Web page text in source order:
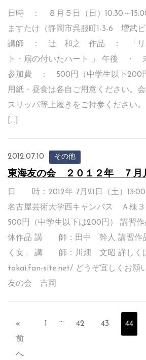
日時 ： ８月５日（日）10:30～
ますたけ（静岡市呉服町1-3-6 増
講師 ： 辻 和之 作品 ： 「リボ
ト・扇の付いたハート 」 午後 ・
参加費 ： 500円（中学生以下
用紙・昼食は各自ご用意ください。会
スリッパ等上履きをご持参ください
[…]
2012.07.10 その他
東海友の会 ２０１２年 ７月
日 時：2012年 7月21日（土）
名古屋芸術大学西キャンパス Ａ棟３
500円（中学生以下は200円） 講習
体作品 講 師：田中 幹人 講習作
く女」 講 師：川畑 文昭 詳しく
tokai.fan-site.net/ どうぞ宜しくお願
友の会 吉岡
«
前
へ
… 42 43 44